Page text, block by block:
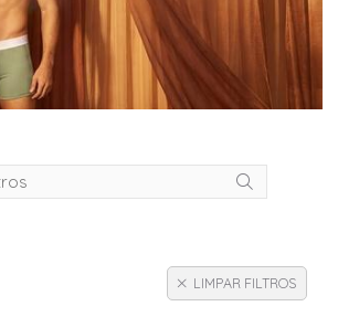
LIMPAR FILTROS